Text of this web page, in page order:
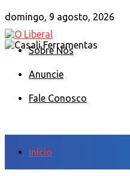
domingo, 9 agosto, 2026
Sobre Nós
Anuncie
Fale Conosco
Início